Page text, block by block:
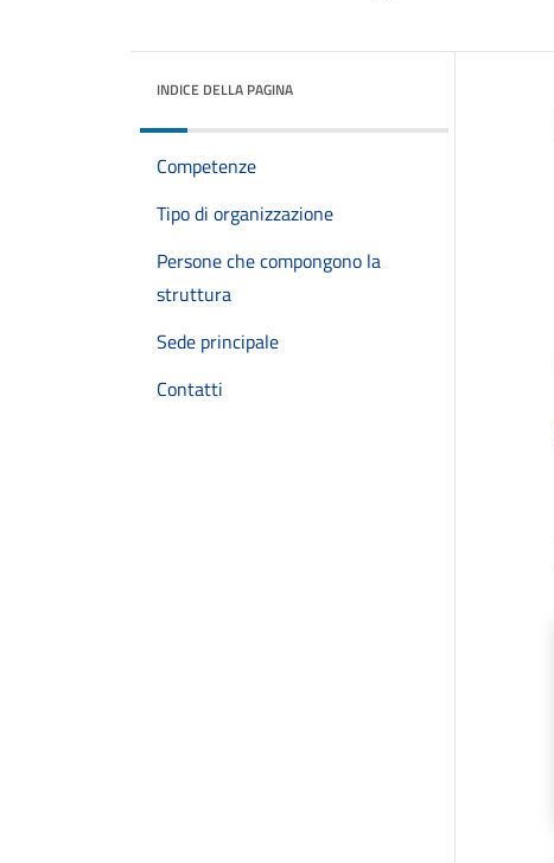
INDICE DELLA PAGINA
Competenze
Tipo di organizzazione
Persone che compongono la
struttura
Sede principale
Contatti